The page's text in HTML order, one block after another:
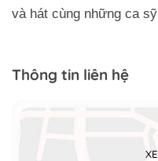
và hát cùng những ca
Thông tin liên hệ